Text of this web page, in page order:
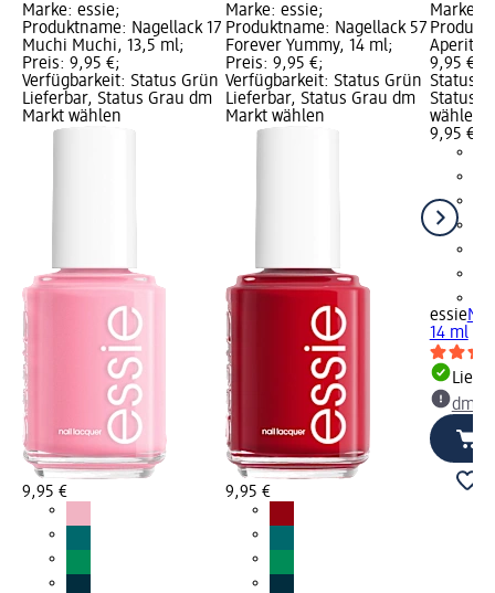
Marke: essie;
Produktname: Nagellack 17
Muchi Muchi, 13,5 ml;
Preis: 9,95 €;
Verfügbarkeit: Status Grün
Lieferbar, Status Grau dm
Markt wählen
9,95 €
Marke: essie;
Produktname: Nagellack 57
Forever Yummy, 14 ml;
Preis: 9,95 €;
Verfügbarkeit: Status Grün
Lieferbar, Status Grau dm
Markt wählen
9,95 €
Marke:
Aperitif,
9,95 €;
Status
Status
wählen
9,95 €
essie
14 ml
dm